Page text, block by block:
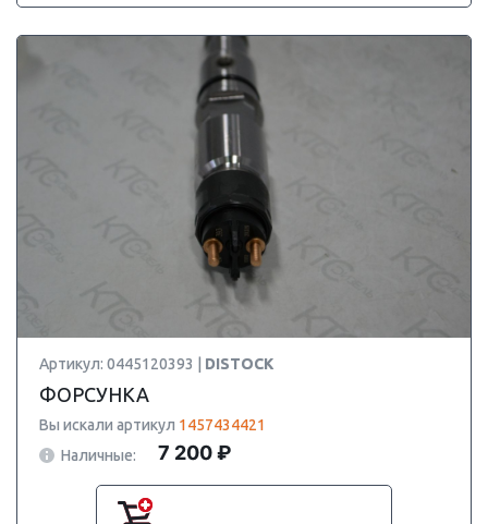
Артикул: 0445120393 | DISTOCK
ФОРСУНКА
Вы искали артикул 1457434421
Наличные:
7 200 ₽